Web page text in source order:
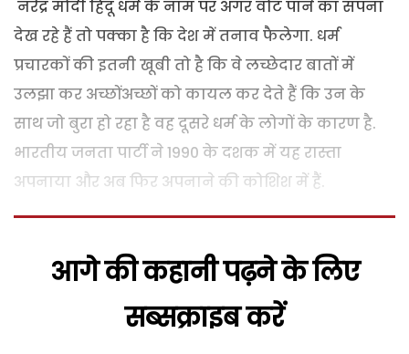
नरेंद्र मोदी हिंदू धर्म के नाम पर अगर वोट पाने का सपना
देख रहे हैं तो पक्का है कि देश में तनाव फैलेगा. धर्म
प्रचारकों की इतनी खूबी तो है कि वे लच्छेदार बातों में
उलझा कर अच्छोंअच्छों को कायल कर देते हैं कि उन के
साथ जो बुरा हो रहा है वह दूसरे धर्म के लोगों के कारण है.
भारतीय जनता पार्टी ने 1990 के दशक में यह रास्ता
अपनाया और अब फिर अपनाने की कोशिश में हैं.
आगे की कहानी पढ़ने के लिए
सब्सक्राइब करें